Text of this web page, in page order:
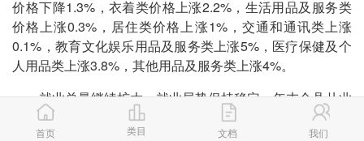
价格下降1.3%，衣着类价格上涨2.2%，生活用品及服务类
价格上涨0.3%，居住类价格上涨1%，交通和通讯类上涨
0.1%，教育文化娱乐用品及服务类上涨5%，医疗保健及个
人用品类上涨3.8%，其他用品及服务类上涨4%。
就业总量继续扩大，就业局势保持稳定。年末全县从业
人员61.6万人。其中第一产业24万人，第二产业19.1万人，
第三产业18.5万人。全年新增城镇就业人员1.31万人。年末
首页 类目 文档 我们